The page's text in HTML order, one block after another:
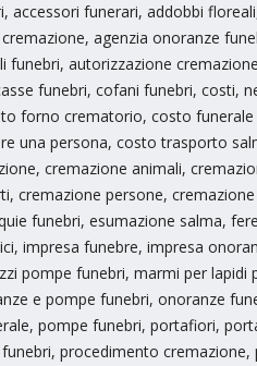
accessori funerari, addobbi
agenzia onoranze
funebri, autorizzazione
funebri, cofani funebri, costi,
forno crematorio, costo
una persona, costo trasporto
cremazione animali,
cremazione persone,
funebri, esumazione salma,
impresa funebre, impresa
pompe funebri, marmi per
e pompe funebri, onoranze
pompe funebri, portafiori,
procedimento